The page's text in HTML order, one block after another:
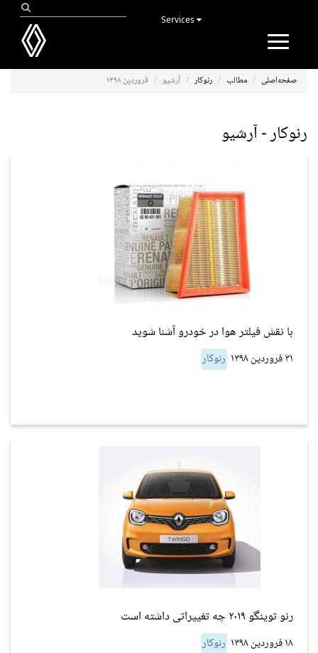
Toggle
صفحه‌اصلی مطالب رنوکار آرشیو فروردین ۱۳۹۸
رنوکار - آرشیو
با نقش فیلتر هوا در خودرو آشنا شوید
۳۱ فروردین ۱۳۹۸ رنوکار
رنو توینگو ۲۰۱۹ چه تغییراتی داشته است
۱۸ فروردین ۱۳۹۸ رنوکار